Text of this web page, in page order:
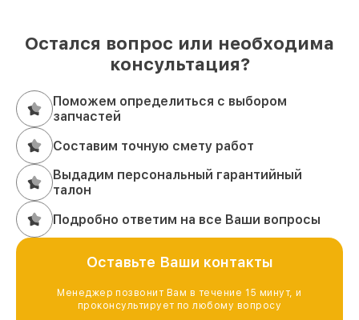
Остался вопрос или необходима
консультация?
Поможем определиться с выбором
запчастей
Составим точную смету работ
Выдадим персональный гарантийный
талон
Подробно ответим на все Ваши вопросы
Оставьте Ваши контакты
Менеджер позвонит Вам в течение 15 минут, и
проконсультирует по любому вопросу